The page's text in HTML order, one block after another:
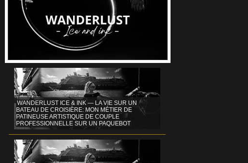
WANDERLUST ICE & INK — LA VIE SUR UN
BATEAU DE CROISIÈRE: MON MÉTIER DE
PATINEUSE ARTISTIQUE DE COUPLE
PROFESSIONNELLE SUR UN PAQUEBOT